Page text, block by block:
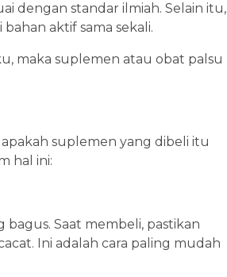
dengan standar ilmiah. Selain itu,
aktif sama sekali.
maka suplemen atau obat palsu
suplemen yang dibeli itu
hal ini:
Saat membeli, pastikan
Ini adalah cara paling mudah